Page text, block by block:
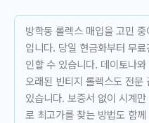
방학동 롤렉스 매입을 고민
입니다. 당일 현금화부터 무
인할 수 있습니다. 데이토나
오래된 빈티지 롤렉스도 전문
있습니다. 보증서 없이 시계
로 최고가를 찾는 방법도 함